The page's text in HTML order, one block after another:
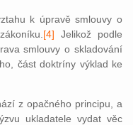
k úpravě smlouvy o
[4] Jelikož podle
smlouvy o skladování
část doktríny výklad ke
z opačného principu, a
ukladatele vydat věc